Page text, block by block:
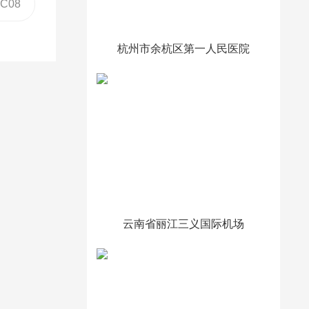
杭州市余杭区第一人民医院
云南省丽江三义国际机场